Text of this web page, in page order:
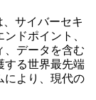
、サイバーセキ
ドポイント、
、データを含む
する世界最先端
により、現代の